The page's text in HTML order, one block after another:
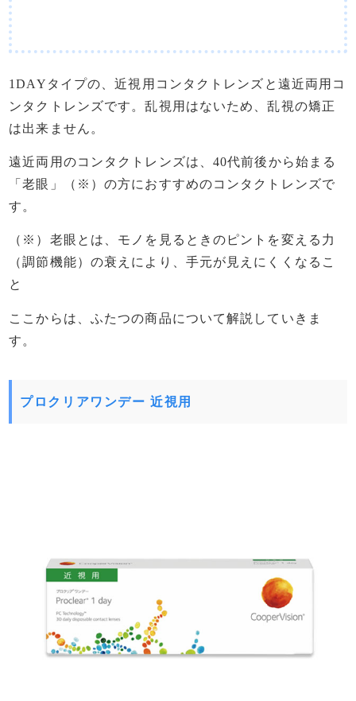
1DAYタイプの、近視用コンタクトレンズと遠近両用コ
ンタクトレンズです。乱視用はないため、乱視の矯正
は出来ません。
遠近両用のコンタクトレンズは、40代前後から始まる
「老眼」（※）の方におすすめのコンタクトレンズで
す。
（※）老眼とは、モノを見るときのピントを変える力
（調節機能）の衰えにより、手元が見えにくくなるこ
と
ここからは、ふたつの商品について解説していきま
す。
プロクリアワンデー 近視用